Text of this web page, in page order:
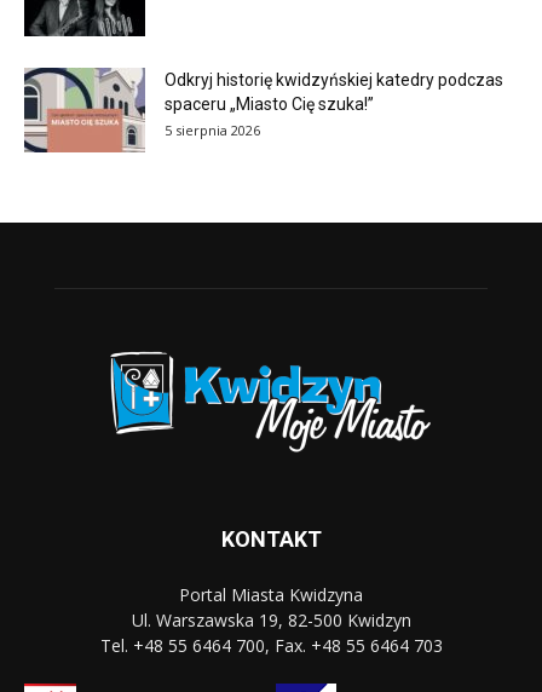
Odkryj historię kwidzyńskiej katedry podczas
spaceru „Miasto Cię szuka!”
5 sierpnia 2026
KONTAKT
Portal Miasta Kwidzyna
Ul. Warszawska 19, 82-500 Kwidzyn
Tel. +48 55 6464 700, Fax. +48 55 6464 703